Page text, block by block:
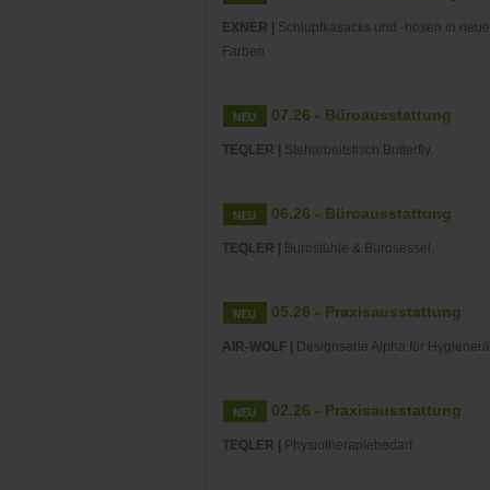
EXNER | Schlupfkasacks und -hosen in
Farben.
07.26 - Büroausstattung
TEQLER | Steharbeitstisch Butterfly.
06.26 - Büroausstattung
TEQLER | Bürostühle & Bürosessel.
05.26 - Praxisausstattung
AIR-WOLF | Designserie Alpha für
02.26 - Praxisausstattung
TEQLER | Physiotherapiebedarf.